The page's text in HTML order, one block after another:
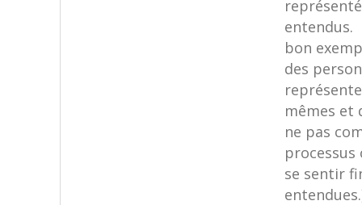
entendus.
bon
des
mêmes et
ne pas
processus
se sentir